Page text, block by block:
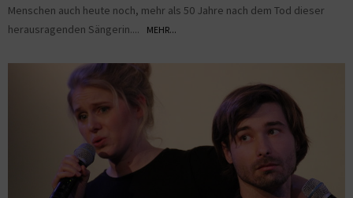
Menschen auch heute noch, mehr als 50 Jahre nach dem Tod dieser
herausragenden Sängerin....
MEHR...